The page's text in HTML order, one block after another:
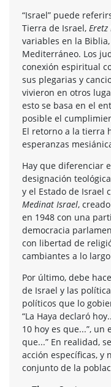
“Israel” puede
Tierra de Israel,
variables en la
Mediterráneo. Los
conexión espiritual
sus plegarias y
vivieron en otros
esto se basa en el
posible el
El retorno a la tierra
esperanzas
Hay que diferenciar
designación
y el Estado de Israel
Medinat Israel,
en 1948 con una
democracia
con libertad de
cambiantes a lo
Por último, debe
de Israel y las
políticos que lo
“La Haya declaró
10 hoy es que...”,
que...” En realidad,
acción específicas, y
conjunto de la